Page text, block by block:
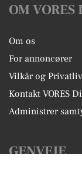
OM
Om os
For annoncører
Vilkår og
Kontakt VORES
Administrer
GENVEJE